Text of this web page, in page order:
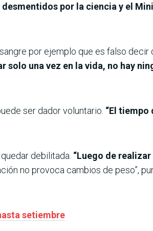
por la ciencia y el
por ejemplo que es falso decir
solo una vez en la vida, no hay
ser dador voluntario. “El tiempo
debilitada. “Luego de
no provoca cambios de peso”,
setiembre